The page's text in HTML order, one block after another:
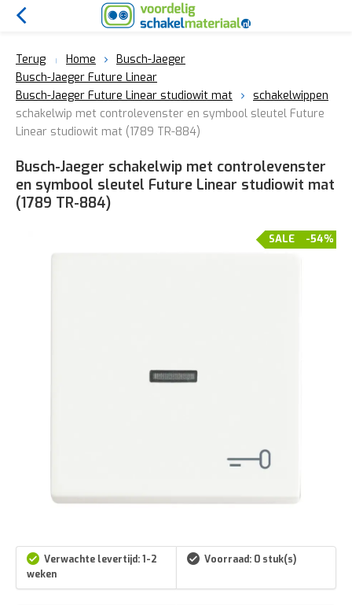
Terug Home
Busch-Jaeger
Busch-Jaeger Future Linear
Busch-Jaeger Future Linear studiowit mat
schakelwippen
schakelwip met controlevenster en symbool sleutel Future
Linear studiowit mat (1789 TR-884)
Busch-Jaeger schakelwip met controlevenster
en symbool sleutel Future Linear studiowit mat
(1789 TR-884)
-54%
SALE
Verwachte levertijd: 1-2
weken
Voorraad: 0 stuk(s)